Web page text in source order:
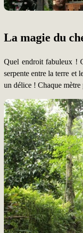
La magie du
Quel endroit fabuleux !
serpente entre la terre et
un délice ! Chaque